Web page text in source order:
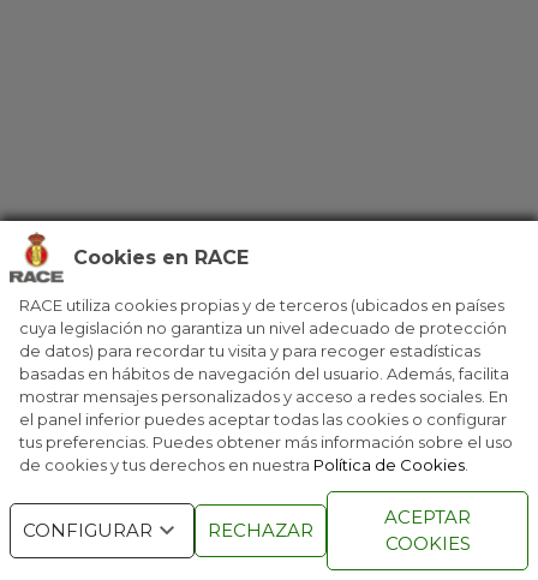
Cookies en RACE
RACE utiliza cookies propias y de terceros (ubicados en países
cuya legislación no garantiza un nivel adecuado de protección
de datos) para recordar tu visita y para recoger estadísticas
basadas en hábitos de navegación del usuario. Además, facilita
mostrar mensajes personalizados y acceso a redes sociales. En
el panel inferior puedes aceptar todas las cookies o configurar
tus preferencias. Puedes obtener más información sobre el uso
de cookies y tus derechos en nuestra Política de Cookies
CONFIGURAR RECHAZAR
ACEPTAR
COOKIES